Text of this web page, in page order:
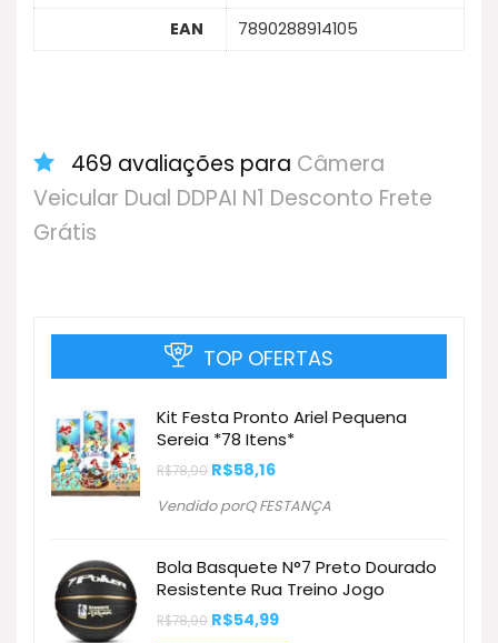
EAN
7890288914105
469 avaliações para Câmera
Veicular Dual DDPAI N1 Desconto Frete
Grátis
TOP OFERTAS
Kit Festa Pronto Ariel Pequena
Sereia *78 Itens*
R$78,90 O
original
era:
R$58,16O
atual
Vendido porQ FESTANÇA
Bola Basquete N°7 Preto Dourado
Resistente Rua Treino Jogo
R$78,90 O
R$54,99O